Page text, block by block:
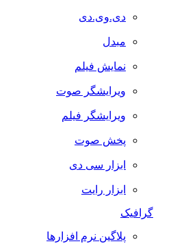
دی.وی.دی
مبدل
نمایش فیلم
ویرایشگر صوت
ویرایشگر فیلم
پخش صوت
ابزار سی دی
ابزار رایت
گرافیک
پلاگین نرم افزارها